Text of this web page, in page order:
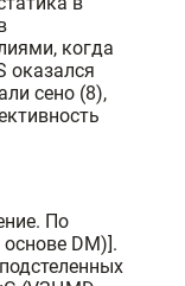
когда
оказался
сено (8),
По
DM)].